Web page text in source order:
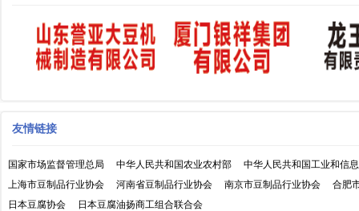
友情链接
国家市场监督管理总局 中华人民共和国农业农村部
中华人民共和国工业和信
上海市豆制品行业协会
河南省豆制品行业协会 南京市豆制品行业协会
合肥
日本豆腐协会
日本豆腐油扬商工组合联合会